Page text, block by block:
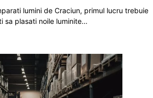
lumini de Craciun, primul lucru trebuie
sa plasati noile luminite…